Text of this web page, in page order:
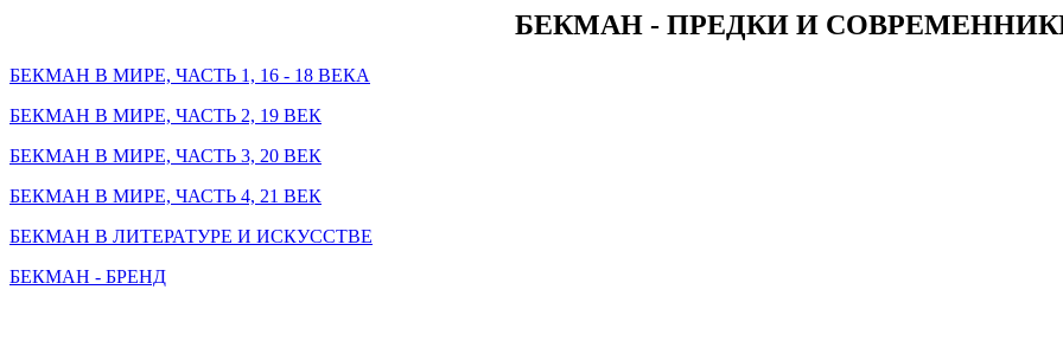
БЕКМАН - ПРЕДКИ И
БЕКМАН В МИРЕ, ЧАСТЬ 1, 16 - 18 ВЕКА
БЕКМАН В МИРЕ, ЧАСТЬ 2, 19 ВЕК
БЕКМАН В МИРЕ, ЧАСТЬ 3, 20 ВЕК
БЕКМАН В МИРЕ, ЧАСТЬ 4, 21 ВЕК
БЕКМАН В ЛИТЕРАТУРЕ И ИСКУССТВЕ
БЕКМАН - БРЕНД